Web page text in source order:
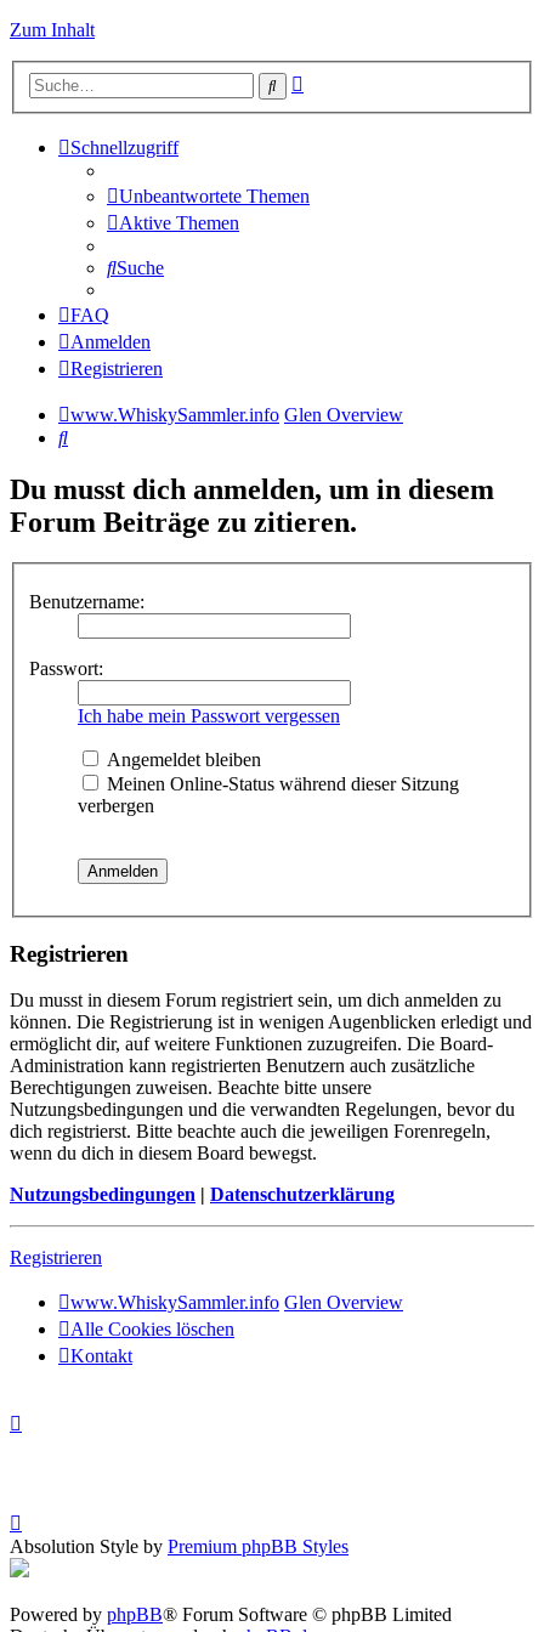
Zum Inhalt
Suche
Schnellzugriff
Unbeantwortete Themen
Aktive Themen
Suche
FAQ
Anmelden
Registrieren
www.WhiskySammler.info Glen Overview
Suche
Du musst dich anmelden, um in diesem
Forum Beiträge zu zitieren.
Benutzername:
Passwort:
Ich habe mein Passwort vergessen
Angemeldet bleiben
Meinen Online-Status während dieser Sitzung
verbergen
Registrieren
Du musst in diesem Forum registriert sein, um dich anmelden zu
können. Die Registrierung ist in wenigen Augenblicken erledigt und
ermöglicht dir, auf weitere Funktionen zuzugreifen. Die Board-
Administration kann registrierten Benutzern auch zusätzliche
Berechtigungen zuweisen. Beachte bitte unsere
Nutzungsbedingungen und die verwandten Regelungen, bevor du
dich registrierst. Bitte beachte auch die jeweiligen Forenregeln,
wenn du dich in diesem Board bewegst.
Nutzungsbedingungen | Datenschutzerklärung
Registrieren
www.WhiskySammler.info Glen Overview
Alle Cookies löschen
Kontakt
Absolution Style by Premium phpBB Styles
Powered by phpBB® Forum Software © phpBB Limited